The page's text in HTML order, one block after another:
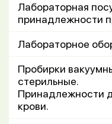
Лабораторная
принадлежности
Лабораторное
Пробирки
стерильные.
Принадлежности
крови.